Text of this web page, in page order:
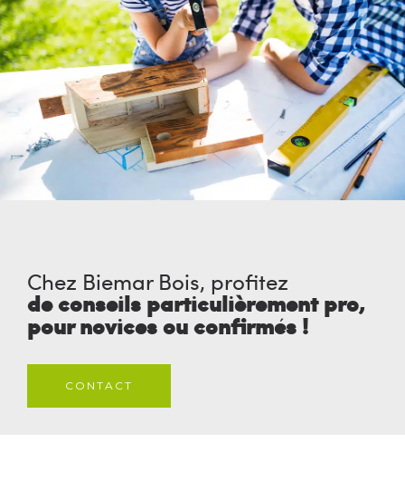
Chez Biemar Bois, profitez
de conseils particulièrement pro,
pour novices ou confirmés !
CONTACT